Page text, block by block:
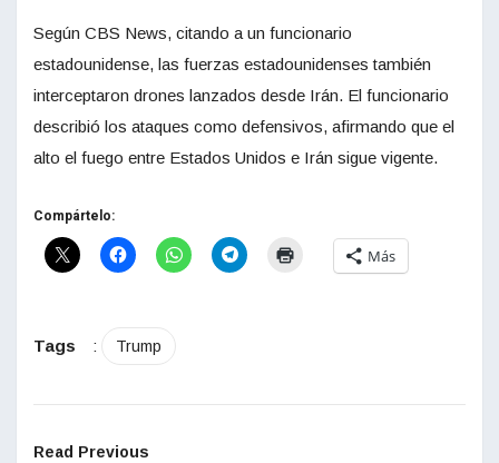
Según CBS News, citando a un funcionario
estadounidense, las fuerzas estadounidenses también
interceptaron drones lanzados desde Irán. El funcionario
describió los ataques como defensivos, afirmando que el
alto el fuego entre Estados Unidos e Irán sigue vigente.
Compártelo:
Más
Tags : Trump
Read Previous